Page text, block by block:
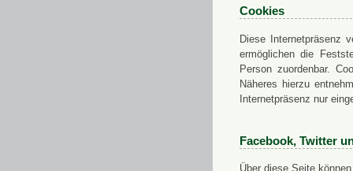
Cookies
Diese Internetpräsenz
ermöglichen die
Person zuordenbar.
Näheres hierzu
Internetpräsenz nur
Facebook, Twitter
Über diese Seite